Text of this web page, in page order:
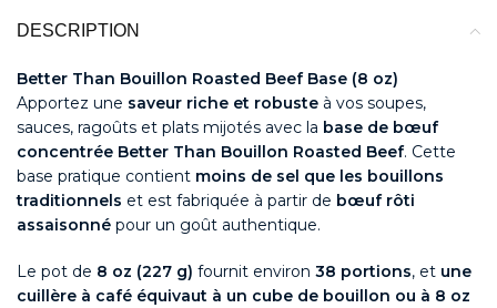
DESCRIPTION
Better Than Bouillon Roasted Beef Base (8 oz)
Apportez une saveur riche et robuste à vos soupes,
sauces, ragoûts et plats mijotés avec la base de bœuf
concentrée Better Than Bouillon Roasted Beef. Cette
base pratique contient moins de sel que les bouillons
traditionnels et est fabriquée à partir de bœuf rôti
assaisonné pour un goût authentique.
Le pot de 8 oz (227 g) fournit environ 38 portions, et une
cuillère à café équivaut à un cube de bouillon ou à 8 oz